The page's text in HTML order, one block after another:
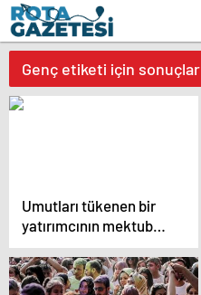
Genç etiketi için sonuçlar
Umutları tükenen bir
yatırımcının mektubu:
“Kötü ekonomi
kimseye saygın bir
yaşam vaat etmiyor”